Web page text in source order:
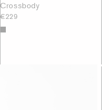
Crossbody
€229